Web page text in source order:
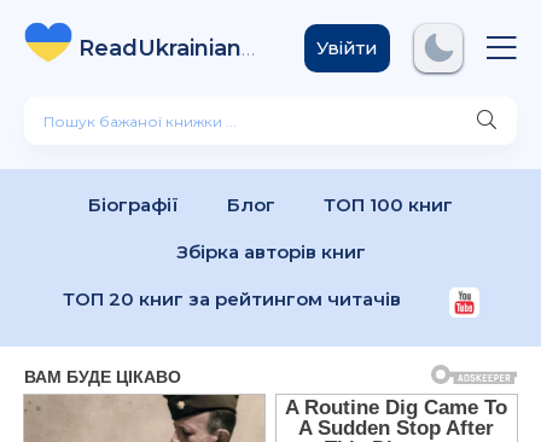
ReadUkrainian
Books .com
Увійти
Біографії Блог ТОП 100 книг
Збірка авторів книг
ТОП 20 книг за рейтингом читачів